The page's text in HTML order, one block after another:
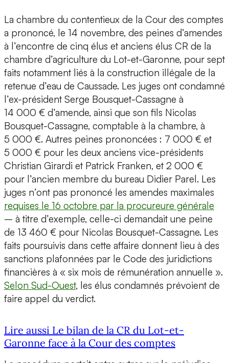
La chambre du contentieux de la Cour des comptes
a prononcé, le 14 novembre, des peines d’amendes
à l’encontre de cinq élus et anciens élus CR de la
chambre d’agriculture du Lot-et-Garonne, pour sept
faits notamment liés à la construction illégale de la
retenue d’eau de Caussade. Les juges ont condamné
l’ex-président Serge Bousquet-Cassagne à
14 000 € d’amende, ainsi que son fils Nicolas
Bousquet-Cassagne, comptable à la chambre, à
5 000 €. Autres peines prononcées : 7 000 € et
5 000 € pour les deux anciens vice-présidents
Christian Girardi et Patrick Franken, et 2 000 €
pour l’ancien membre du bureau Didier Parel. Les
juges n’ont pas prononcé les amendes maximales
requises le 16 octobre par la procureure générale
– à titre d’exemple, celle-ci demandait une peine
de 13 460 € pour Nicolas Bousquet-Cassagne. Les
faits poursuivis dans cette affaire donnent lieu à des
sanctions plafonnées par le Code des juridictions
financières à « six mois de rémunération annuelle ».
Selon Sud-Ouest, les élus condamnés prévoient de
faire appel du verdict.
Lire aussi Le bilan de la CR du Lot-et-
Garonne face à la Cour des comptes